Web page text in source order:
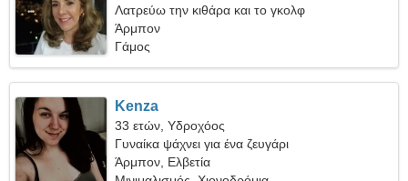
Λατρεύω την κιθάρα και το γκολφ
Άρμπον
Γάμος
Kenza
33 ετών, Υδροχόος
Γυναίκα ψάχνει για ένα ζευγάρι
Άρμπον, Ελβετία